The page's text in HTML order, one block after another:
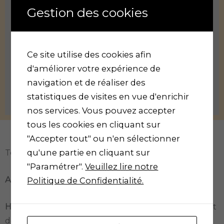
Carsat Foix
Toutes les informations sur l’agence de Foix :
Adresse :1 Avenue Sibian, 09015 Foix
Horaires :Du lundi au vendredi, de 8h30 à 12h30 et
de 13h30 à 17h (16h pour le vendredi).
Gestion des cookies
Ce site utilise des cookies afin
d'améliorer votre expérience de
navigation et de réaliser des
statistiques de visites en vue d'enrichir
nos services. Vous pouvez accepter
tous les cookies en cliquant sur
"Accepter tout" ou n'en sélectionner
qu'une partie en cliquant sur
"Paramétrer".Veuillez lire notre
Politique de Confidentialité.